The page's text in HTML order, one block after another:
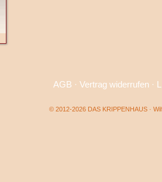
AGB · Vertrag widerrufen·
© 2012-2026 DAS KRIPPENHAUS ·